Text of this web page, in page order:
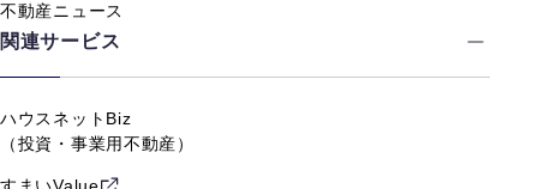
不動産ニュース
関連サービス
ハウスネットBiz
（投資・事業用不動産）